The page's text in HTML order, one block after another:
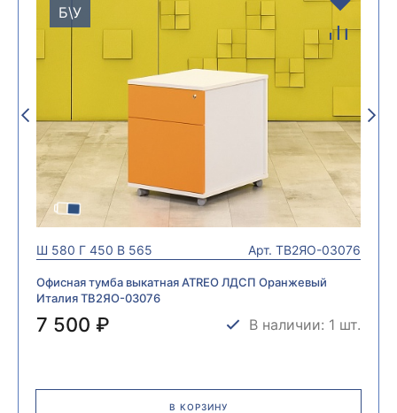
Б\У
Ш 580 Г 450 В 565 Арт. ТВ2ЯО-03076
Офисная тумба выкатная ATREO ЛДСП Оранжевый
Италия ТВ2ЯО-03076
7 500 ₽ В наличии: 1 шт.
В КОРЗИНУ